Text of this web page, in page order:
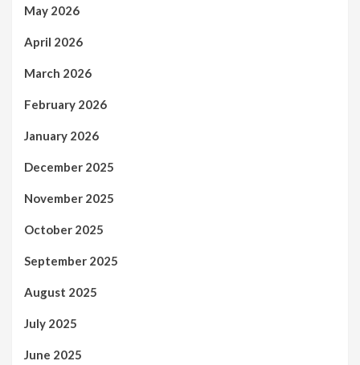
May 2026
April 2026
March 2026
February 2026
January 2026
December 2025
November 2025
October 2025
September 2025
August 2025
July 2025
June 2025